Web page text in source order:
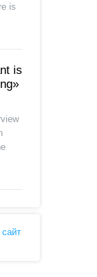
is
is